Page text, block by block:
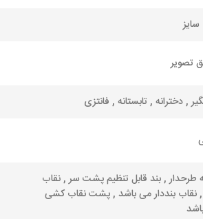
تصویر
, دخترانه , تابستانه , فانتزی
طرحدار , بند قابل تنظیم پشت سر , نقاب
نقاب بنددار می باشد , پشت نقاب کشی